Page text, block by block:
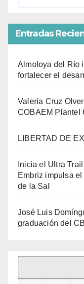
Entradas
Almoloya del Río
fortalecer el
Valeria Cruz
COBAEM Plantel
LIBERTAD DE
Inicia el Ultra
Embriz impulsa
de la Sal
José Luis
graduación del